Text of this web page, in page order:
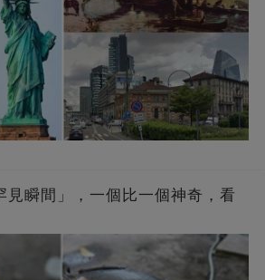
見瞬間」，一個比一個神奇，看